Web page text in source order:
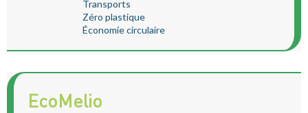
Transports
Zéro plastique
Économie circulaire
EcoMelio